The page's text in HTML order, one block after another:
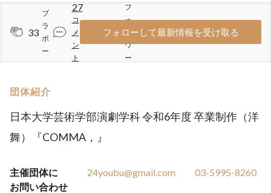
33
ブ
ラ
ボ
ー
27
コ
メ
ン
ト
256
フ
ォ
ロ
ワ
ー
フォローして最新情報を受け取る
団体紹介
日本大学芸術学部演劇学科 令和6年度 卒業制作（洋
舞）『COMMA，』
主催団体に
お問い合わせ
24youbu@gmail.com 03-5995-8260